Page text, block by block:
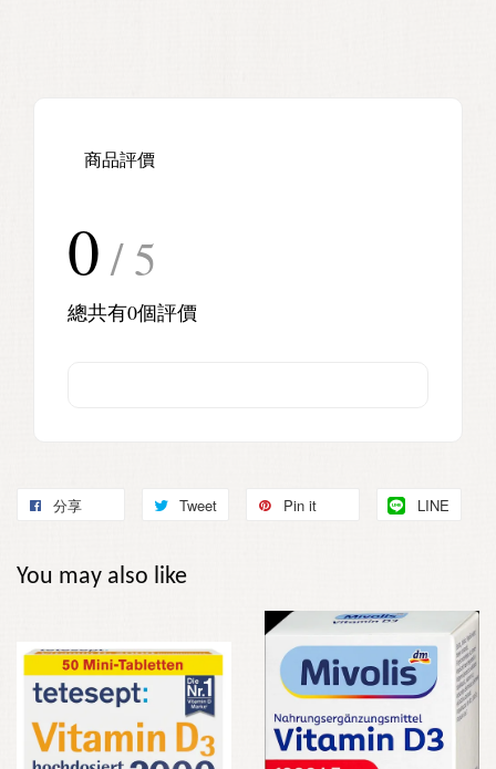
商品評價
0 / 5
總共有0個評價
分享 Tweet Pin it LINE
You may also like